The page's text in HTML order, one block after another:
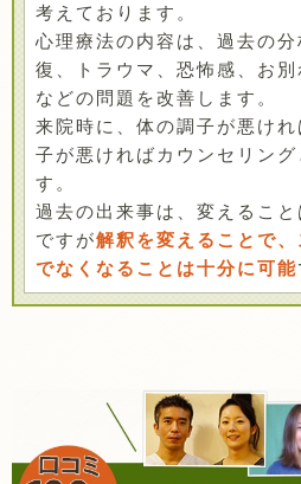
考えております。
心理療法の内容は、過去の
復、トラウマ、恐怖感、お
などの問題を改善します。
来院時に、体の調子が悪け
子が悪ければカウンセリン
す。
過去の出来事は、変えること
ですが解釈を変えることで
でなくなることは十分に可能